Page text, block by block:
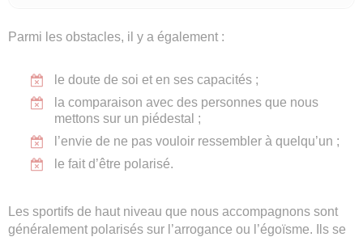
Parmi les obstacles, il y a également :
le doute de soi et en ses capacités ;
la comparaison avec des personnes que nous
mettons sur un piédestal ;
l’envie de ne pas vouloir ressembler à quelqu’un ;
le fait d’être polarisé.
Les sportifs de haut niveau que nous accompagnons sont
généralement polarisés sur l’arrogance ou l’égoïsme. Ils se